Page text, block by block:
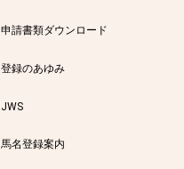
申請書類ダウンロード
登録のあゆみ
JWS
馬名登録案内